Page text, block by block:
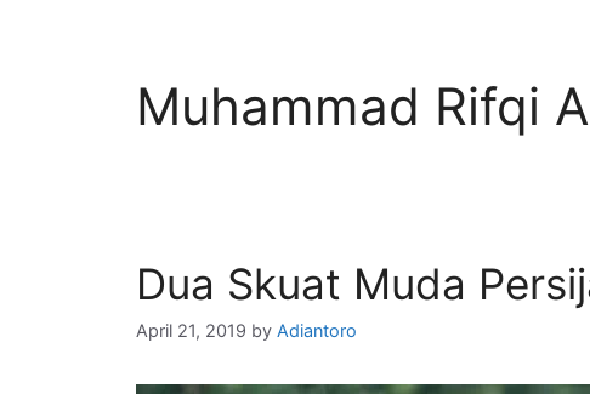
Muhammad Rifqi
Dua Skuat Muda
April 21, 2019 by Adiantoro